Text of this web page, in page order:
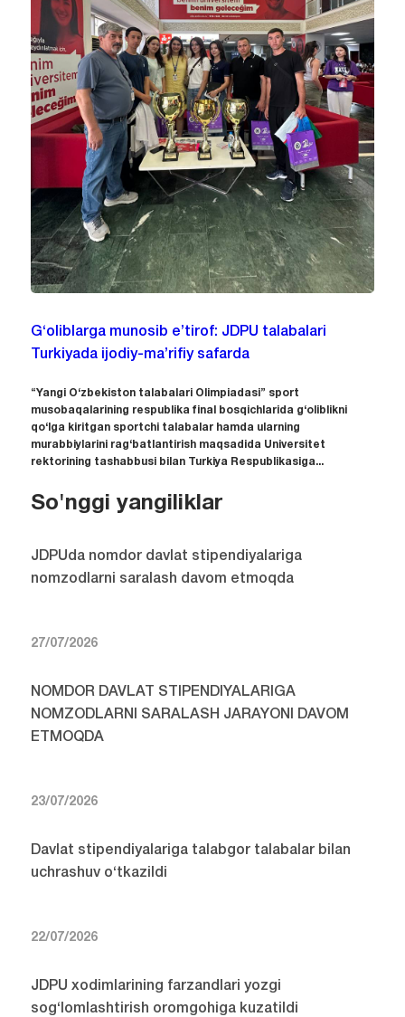
G‘oliblarga munosib e’tirof: JDPU talabalari
Turkiyada ijodiy-ma’rifiy safarda
“Yangi O‘zbekiston talabalari Olimpiadasi” sport
musobaqalarining respublika final bosqichlarida g‘oliblikni
qo‘lga kiritgan sportchi talabalar hamda ularning
murabbiylarini rag‘batlantirish maqsadida Universitet
rektorining tashabbusi bilan Turkiya Respublikasiga...
So'nggi yangiliklar
JDPUda nomdor davlat stipendiyalariga
nomzodlarni saralash davom etmoqda
27/07/2026
NOMDOR DAVLAT STIPENDIYALARIGA
NOMZODLARNI SARALASH JARAYONI DAVOM
ETMOQDA
23/07/2026
Davlat stipendiyalariga talabgor talabalar bilan
uchrashuv o‘tkazildi
22/07/2026
JDPU xodimlarining farzandlari yozgi
sog‘lomlashtirish oromgohiga kuzatildi